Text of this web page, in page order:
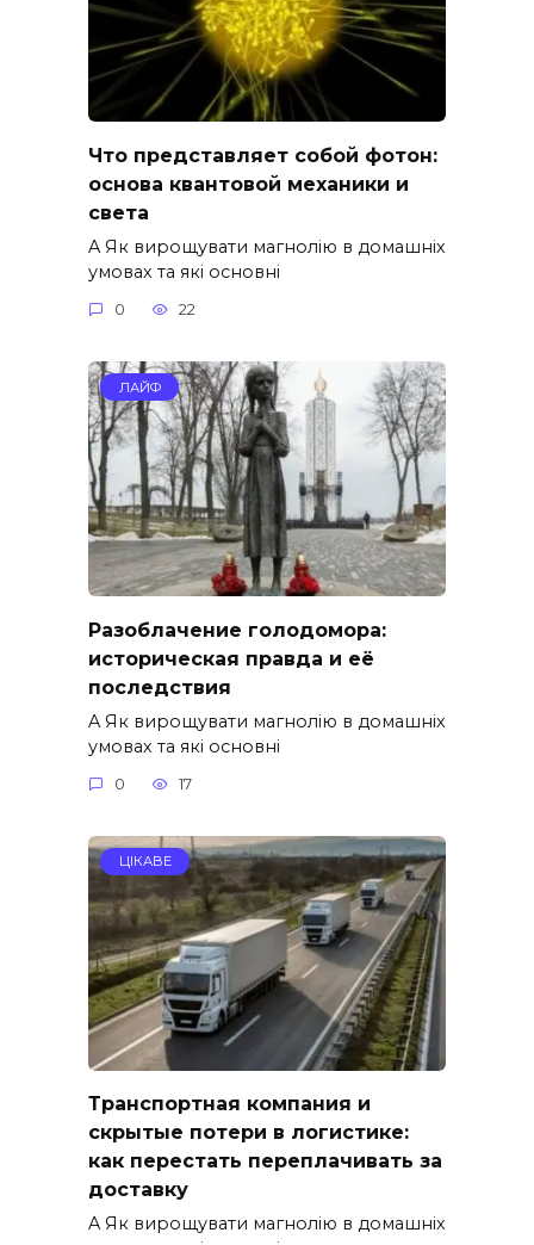
Что представляет собой фотон:
основа квантовой механики и
света
A Як вирощувати магнолію в домашніх
умовах та які основні
0 22
ЛАЙФ
Разоблачение голодомора:
историческая правда и её
последствия
A Як вирощувати магнолію в домашніх
умовах та які основні
0 17
ЦІКАВЕ
Транспортная компания и
скрытые потери в логистике:
как перестать переплачивать за
доставку
A Як вирощувати магнолію в домашніх